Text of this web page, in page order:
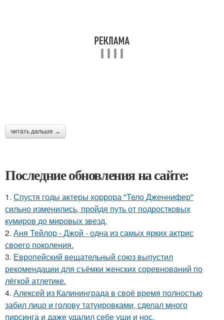
читать дальше →
Последние обновления на сайте:
1. Спустя годы актеры хоррора "Тело Дженнифер"
сильно изменились, пройдя путь от подростковых
кумиров до мировых звезд.
2. Аня Тейлор - Джой - одна из самых ярких актрис
своего поколения.
3. Европейский вещательный союз выпустил
рекомендации для съёмки женских соревнований по
лёгкой атлетике.
4. Алексей из Калининграда в своё время полностью
забил лицо и голову татуировками, сделал много
пирсинга и даже удалил себе уши и нос.